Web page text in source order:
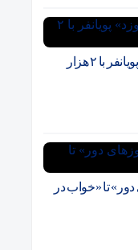
همخوانی سرود «خورشید نمی‌سوزد» پویانفر با ۲ هزار
تا «خواب در